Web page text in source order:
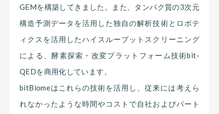
GEMを構築してきました。また、タンパク質の3次元
構造予測データを活用した独自の解析技術とロボテ
ィクスを活用したハイスループットスクリーニング
による、酵素探索・改変プラットフォーム技術bit-
QEDを商用化しています。
bitBiomeはこれらの技術を活用し、従来には考えら
れなかったような時間やコストで自社およびパート